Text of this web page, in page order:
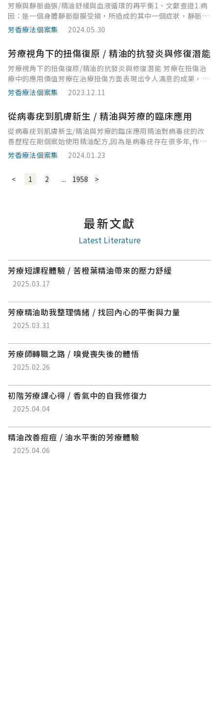
芳療與靜脈曲張/精油舒緩與血液循環的再平衡1、文獻查證1.病
因：是一個身體靜脈瓣膜受損，所造成的其中一個症狀，靜脈只
能由周邊往中心流，是因為身體的靜脈裡面有瓣膜，可以讓靜脈
走單行道，它只能回心，不會受重力的影響往下流
芳香療法個案集 2024.05.30
芳療視角下的扭傷復原 / 精油的抗發炎與修復潛能
芳療視角下的扭傷復原/精油的抗發炎與修復潛能 芳療在扭傷治
療中的應用價值芳療在治療扭傷方面表現出令人滿意的成果，多
種抗發炎的精油如岩玫瑰精油、大西洋雪松精油、芳香白珠樹精
油、永久花精油、醒目薰衣草精油以及山金車浸泡油、聖約翰草
浸泡油、永久花
芳香療法個案集 2023.12.11
從病毒疣到肌膚新生 / 精油與芳療的臨床應用
從病毒疣到肌膚新生/精油與芳療的臨床應用精油對病毒疣的改
善歷程在剛個案始使用精油配方,因為是病毒疣存在很多年,作了
好幾次冷凍治療,無法根治,沒信心,所以多次與個案本人溝通說明
精油的好處,同時也配合個案喜歡的精油香味,
芳香療法個案集 2024.01.23
< 1 2 ... 1958 >
最新文獻
Latest Literature
芳療短課程體驗 / 苦橙葉精油帶來的壓力舒緩
2025.03.17
芳療精油助我整理情緒 / 找回內心的平衡與力量
2025.03.31
芳療師轉職之路 / 嗅覺喪失後的體悟
2025.02.26
初階芳療課心得 / 香氣中的自我修復力
2025.04.04
精油改善痘痘 / 油水平衡的芳療體驗
2025.04.06